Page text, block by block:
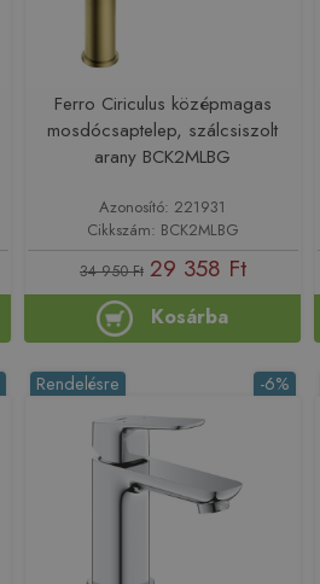
Ferro Ciriculus középmagas
mosdócsaptelep, szálcsiszolt
arany BCK2MLBG
Azonosító: 221931
Cikkszám: BCK2MLBG
34 950 Ft 29 358 Ft
Kosárba
-6%
Rendelésre